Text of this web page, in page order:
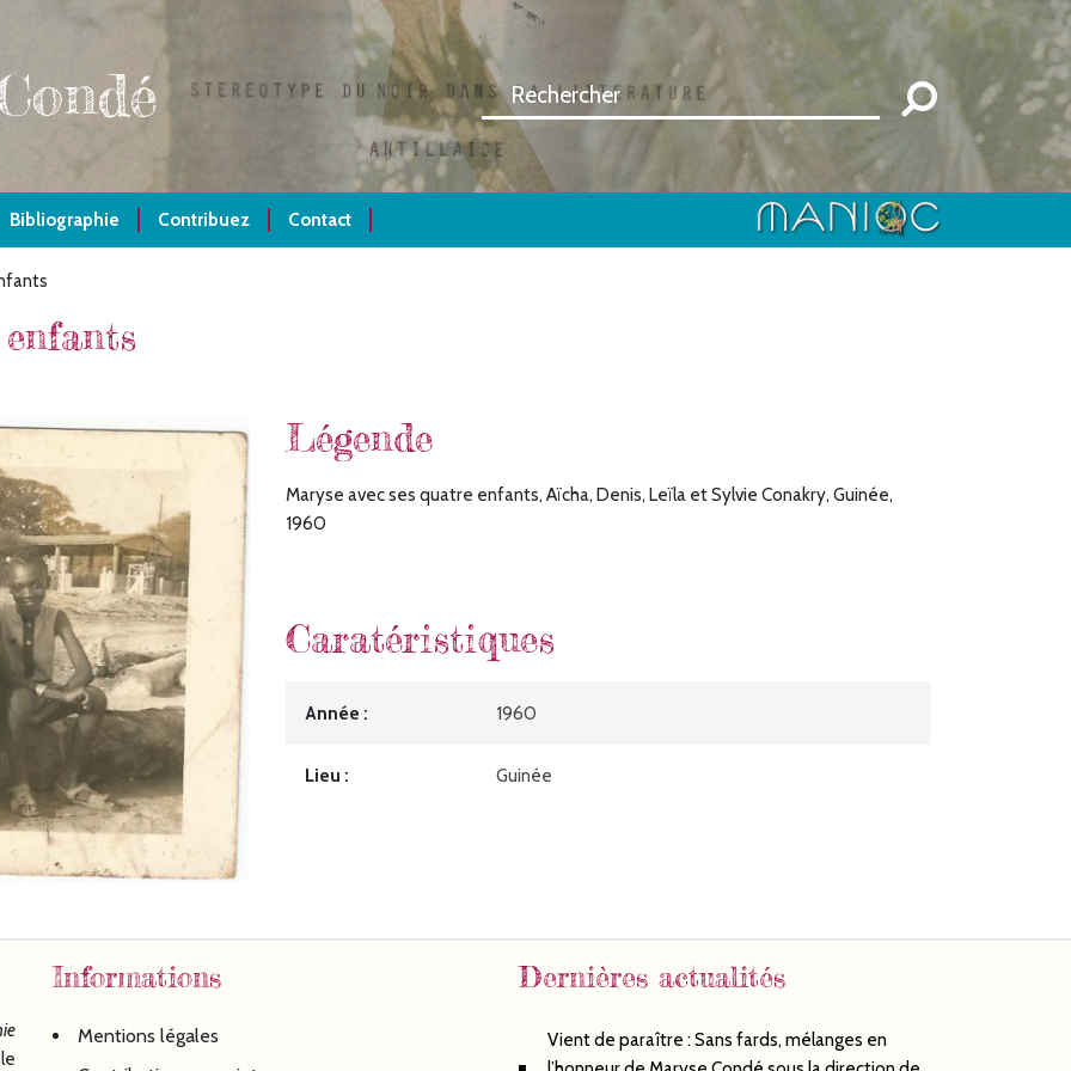
Bibliographie Contribuez Contact
Légende
Maryse avec ses quatre enfants, Aïcha, Denis, Leïla et Sylvie Conakry, Guinée,
1960
Caratéristiques
Année 1960
Lieu Guinée
Informations
Mentions légales
Dernières actualités
Vient de paraître : Sans fards, mélanges en